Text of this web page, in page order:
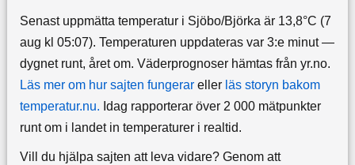
Senast uppmätta temperatur i Sjöbo/Björka är 13,8°C (7
aug kl 05:07). Temperaturen uppdateras var 3:e minut —
dygnet runt, året om. Väderprognoser hämtas från yr.no.
Läs mer om hur sajten fungerareller läs storyn bakom
temperatur.nu. Idag rapporterar över 2 000 mätpunkter
runt om i landet in temperaturer i realtid.
Vill du hjälpa sajten att leva vidare? Genom att